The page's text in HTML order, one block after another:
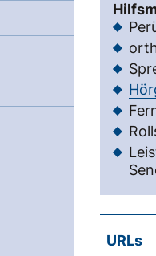
URLs